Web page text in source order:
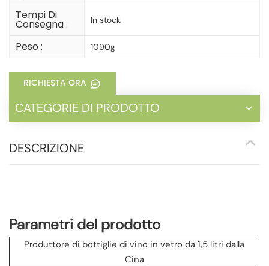
Tempi Di
Consegna : In stock
Peso : 1090g
RICHIESTA ORA
CATEGORIE DI PRODOTTO
DESCRIZIONE
Parametri del prodotto
Produttore di bottiglie di vino in vetro da 1,5 litri dalla
Cina